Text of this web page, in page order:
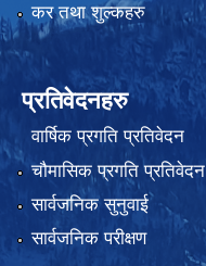
कर तथा शुल्कहरु
प्रतिवेदनहरु
वार्षिक प्रगति प्रतिवेदन
चौमासिक प्रगति प्रतिवेदन
सार्वजनिक सुनुवाई
सार्वजनिक परीक्षण